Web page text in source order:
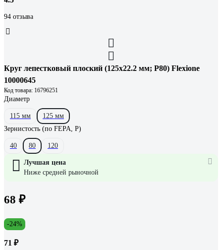
94 отзыва
Круг лепестковый плоский (125х22.2 мм; Р80) Flexione
10000645
Код товара: 16796251
Диаметр
115 мм
125 мм
Зернистость (по FEPA, P)
40 80 120
Лучшая цена
Ниже средней рыночной
68 ₽
-24%
71 ₽